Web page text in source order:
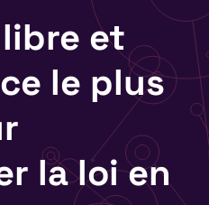
et
le plus
la loi en